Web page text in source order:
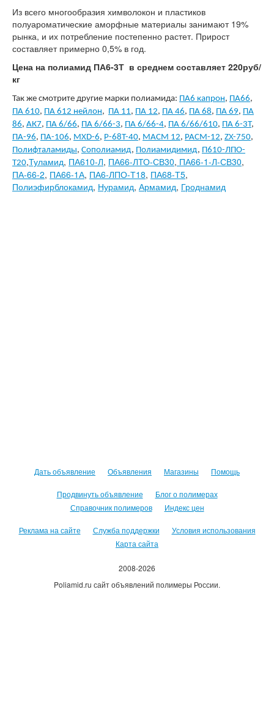
Из всего многообразия химволокон и пластиков
полуароматические аморфные материалы занимают 19%
рынка, и их потребление постепенно растет. Прирост
составляет примерно 0,5% в год.
Цена на полиамид ПА6-3Т в среднем составляет 220руб/
кг
Так же смотрите другие марки полиамида: ПА6 капрон, ПА66,
ПА 610, ПА 612 нейлон, ПА 11, ПА 12, ПА 46, ПА 68, ПА 69, ПА
86, АК7, ПА 6/66, ПА 6/66-3, ПА 6/66-4, ПА 6/66/610, ПА 6-3Т,
ПА-96, ПА-106, MXD-6, P-68Т-40, МАСМ 12, РАСМ-12, ZX-750,
Полифталамиды, Сополиамид, Полиамидимид, П610-ЛПО-
Т20,Туламид, ПА610-Л, ПА66-ЛТО-СВ30, ПА66-1-Л-СВ30,
ПА-66-2, ПА66-1А, ПА6-ЛПО-Т18, ПА68-Т5,
Полиэфирблокамид, Нурамид, Армамид, Гроднамид
Дать объявление Объявления Магазины Помощь
Продвинуть объявление
Блог о полимерах
Справочник полимеров
Индекс цен
Реклама на сайте Служба поддержки
Условия использования
Карта сайта
2008-2026
Poliamid.ru сайт объявлений полимеры России.